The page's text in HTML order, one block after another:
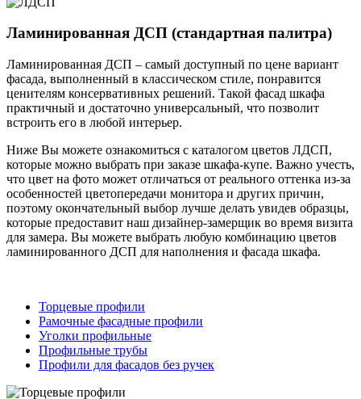
Ламинированная ДСП (стандартная палитра)
Ламинированная ДСП – самый доступный по цене вариант
фасада, выполненный в классическом стиле, понравится
ценителям консервативных решений. Такой фасад шкафа
практичный и достаточно универсальный, что позволит
встроить его в любой интерьер.
Ниже Вы можете ознакомиться с каталогом цветов ЛДСП,
которые можно выбрать при заказе шкафа-купе. Важно учесть,
что цвет на фото может отличаться от реального оттенка из-за
особенностей цветопередачи монитора и других причин,
поэтому окончательный выбор лучше делать увидев образцы,
которые предоставит наш дизайнер-замерщик во время визита
для замера. Вы можете выбрать любую комбинацию цветов
ламинированного ДСП для наполнения и фасада шкафа.
Торцевые профили
Рамочные фасадные профили
Уголки профильные
Профильные трубы
Профили для фасадов без ручек